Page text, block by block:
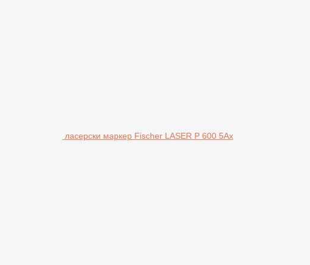
ласерски маркер Fischer LASER P 600 5Ax